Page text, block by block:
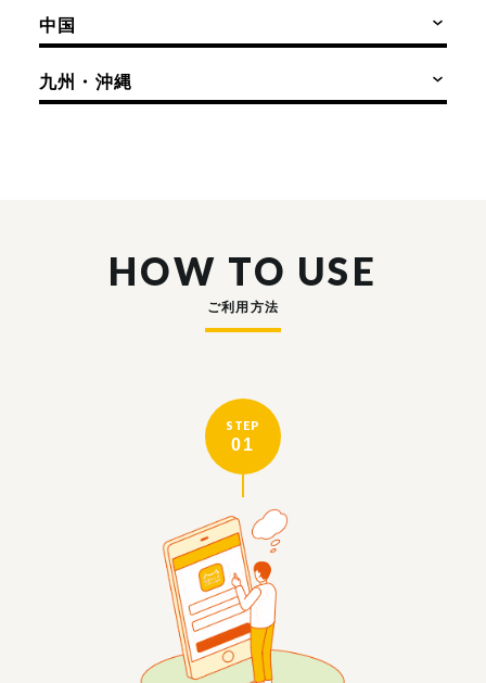
中国
九州・沖縄
HOW TO USE
ご利用方法
STEP
01